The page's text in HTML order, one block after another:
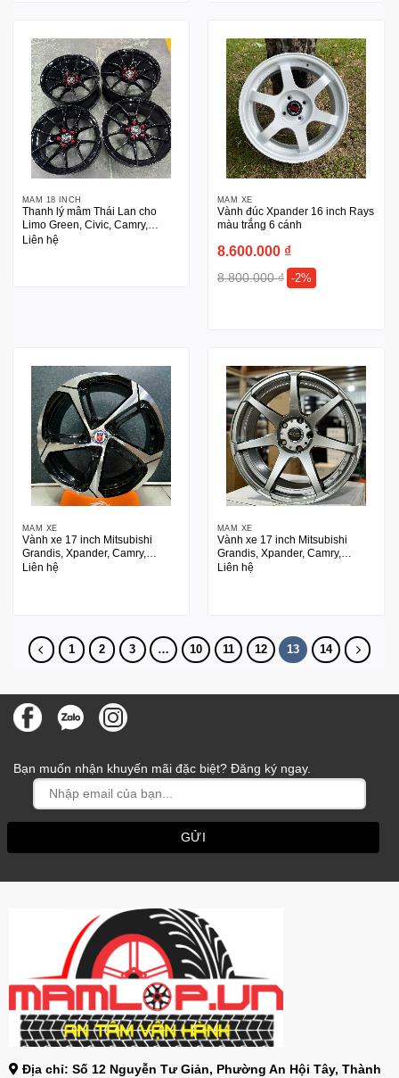
MÂM 18 INCH
Thanh lý mâm Thái Lan cho
Limo Green, Civic, Camry,
Mazda, Tucson size 18 inch
Liên hệ
MÂM XE
Vành đúc Xpander 16 inch Rays
màu trắng 6 cánh
8.600.000 ₫
8.800.000₫ -2%
MÂM XE
Vành xe 17 inch Mitsubishi
Grandis, Xpander, Camry,
Innova
Liên hệ
MÂM XE
Vành xe 17 inch Mitsubishi
Grandis, Xpander, Camry,
Innova
Liên hệ
1 2 3 … 10 11 12 13 14
Bạn muốn nhận khuyến mãi đặc biệt? Đăng ký ngay.
Địa chỉ: Số 12 Nguyễn Tư Giản, Phường An Hội Tây, Thành